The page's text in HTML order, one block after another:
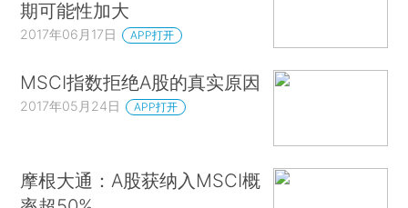
期可能性加大
2017年06月17日 APP打开
MSCI指数拒绝A股的真实原因
2017年05月24日 APP打开
摩根大通：A股获纳入MSCI概